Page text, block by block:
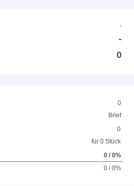
-
-
0
0
Brief
0
für 0 Stück
0 / 0%
0 / 0%